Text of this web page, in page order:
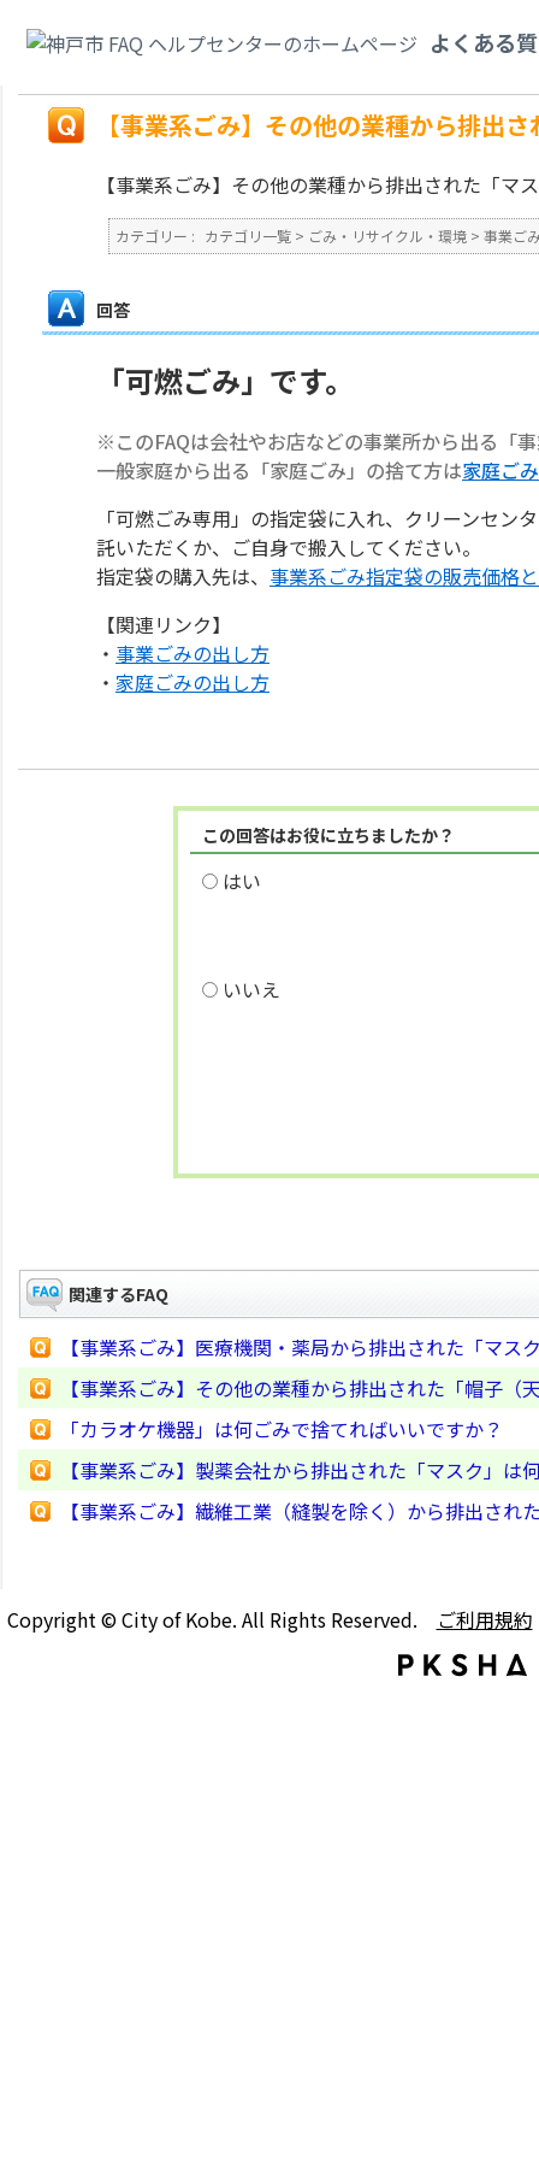
よくある
か？
【事業系ごみ】その他の業種から排出
【事業系ごみ】その他の業種から排出された「マ
カテゴリー : カテゴリ一覧 > ごみ・リサイクル・環境 > 事業ご
回答
「可燃ごみ」です。
※このFAQは会社やお店などの事業所から出る「
一般家庭から出る「家庭ごみ」の捨て方は家庭ご
「可燃ごみ専用」の指定袋に入れ、クリーンセン
託いただくか、ご自身で搬入してください。
指定袋の購入先は、 事業系ごみ指定袋の販売価格
【関連リンク】
・ 事業ごみの出し方
・ 家庭ごみの出し方
この回答はお役に立ちましたか？
はい
いいえ
関連するFAQ
【事業系ごみ】医療機関・薬局から排出された「マ
【事業系ごみ】その他の業種から排出された「帽子
「カラオケ機器」は何ごみで捨てればいいですか？
【事業系ごみ】製薬会社から排出された「マスク」は
【事業系ごみ】繊維工業（縫製を除く）から排出さ
Copyright © City of Kobe. All Rights Reserved. ご利用規約